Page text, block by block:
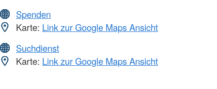
Spenden
Karte: Link zur Google Maps Ansicht
Suchdienst
Karte: Link zur Google Maps Ansicht